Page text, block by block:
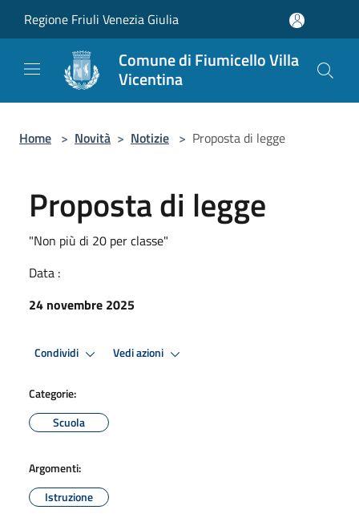
Regione Friuli Venezia Giulia
Comune di Fiumicello Villa
Vicentina
Home > Novità > Notizie > Proposta di legge
Proposta di legge
"Non più di 20 per classe"
Data :
24 novembre 2025
Condividi Vedi azioni
Categorie:
Scuola
Argomenti:
Istruzione